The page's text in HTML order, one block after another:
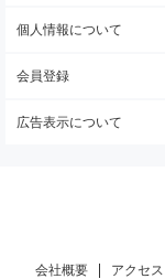
個人情報について
会員登録
広告表示について
会社概要 アクセス